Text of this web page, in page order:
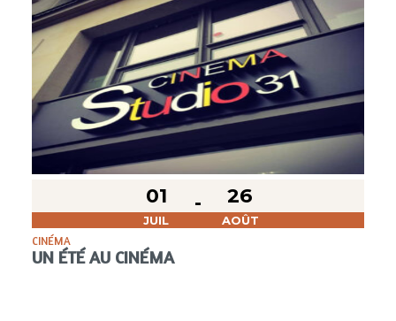
01
JUIL
26
AOÛT
CINÉMA
UN ÉTÉ AU CINÉMA